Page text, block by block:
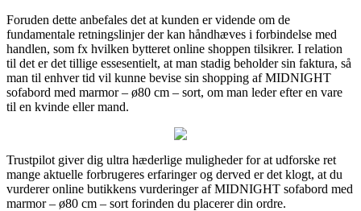
Foruden dette anbefales det at kunden er vidende om de
fundamentale retningslinjer der kan håndhæves i forbindelse med
handlen, som fx hvilken bytteret online shoppen tilsikrer. I relation
til det er det tillige essesentielt, at man stadig beholder sin faktura, så
man til enhver tid vil kunne bevise sin shopping af MIDNIGHT
sofabord med marmor – ø80 cm – sort, om man leder efter en vare
til en kvinde eller mand.
Trustpilot giver dig ultra hæderlige muligheder for at udforske ret
mange aktuelle forbrugeres erfaringer og derved er det klogt, at du
vurderer online butikkens vurderinger af MIDNIGHT sofabord med
marmor – ø80 cm – sort forinden du placerer din ordre.